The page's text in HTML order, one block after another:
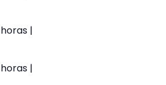
|
|